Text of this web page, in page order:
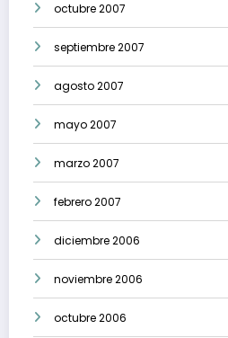
octubre 2007
septiembre 2007
agosto 2007
mayo 2007
marzo 2007
febrero 2007
diciembre 2006
noviembre 2006
octubre 2006